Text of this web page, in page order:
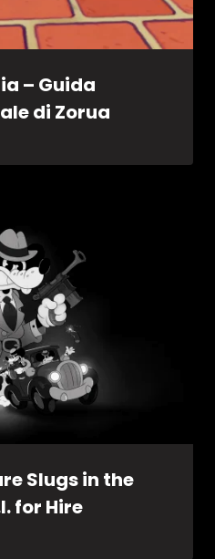
– Guida
di Zorua
Slugs in the
for Hire